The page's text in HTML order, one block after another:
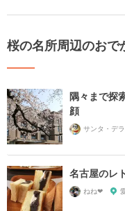
桜の名所周辺のおで
隅々まで探
顔
名古屋のレ
ねね‪‪❤︎‬